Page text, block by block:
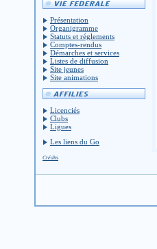
Présentation
Organigramme
Statuts et réglements
Comptes-rendus
Démarches et services
Listes de diffusion
Site jeunes
Site animations
Licenciés
Clubs
Ligues
Les liens du Go
Crédits